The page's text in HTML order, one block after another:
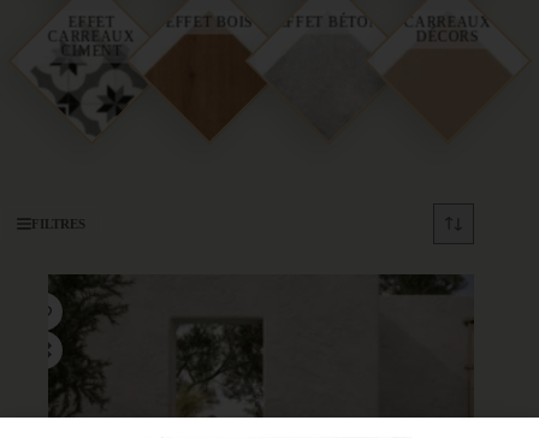
CARREAUX
CIMENT
EFFET BOIS EFFET BÉTON
CARREAUX
DÉCORS
FILTRES